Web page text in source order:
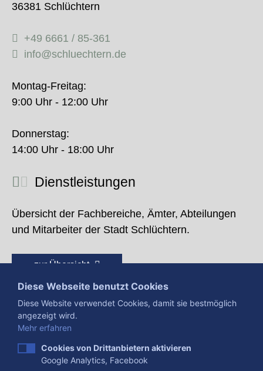
36381 Schlüchtern
+49 6661 / 85-361
info@schluechtern.de
Montag-Freitag:
9:00 Uhr - 12:00 Uhr
Donnerstag:
14:00 Uhr - 18:00 Uhr
Dienstleistungen
Übersicht der Fachbereiche, Ämter, Abteilungen
und Mitarbeiter der Stadt Schlüchtern.
zur Übersicht
Diese Webseite benutzt Cookies
Diese Website verwendet Cookies, damit sie bestmöglich
angezeigt wird.
Mehr erfahren
Cookies von Drittanbietern aktivieren
Google Analytics, Facebook